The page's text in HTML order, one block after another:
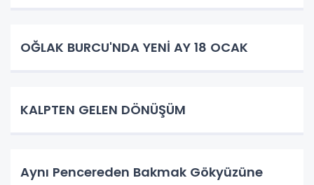
OĞLAK BURCU'NDA YENİ AY 18 OCAK
KALPTEN GELEN DÖNÜŞÜM
Aynı Pencereden Bakmak Gökyüzüne